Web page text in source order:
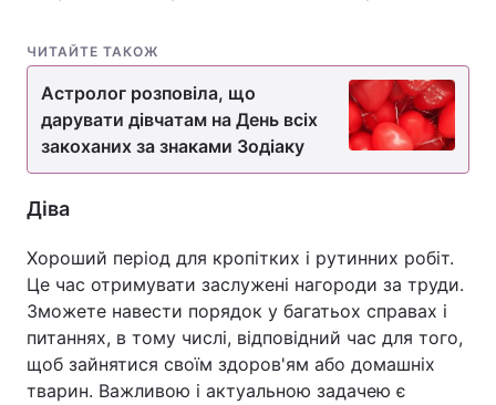
ЧИТАЙТЕ ТАКОЖ
Астролог розповіла, що
дарувати дівчатам на День всіх
закоханих за знаками Зодіаку
Діва
Хороший період для кропітких і рутинних робіт.
Це час отримувати заслужені нагороди за труди.
Зможете навести порядок у багатьох справах і
питаннях, в тому числі, відповідний час для того,
щоб зайнятися своїм здоров'ям або домашніх
тварин. Важливою і актуальною задачею є